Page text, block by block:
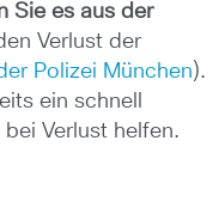
Sie es aus der
Verlust der
Polizei München).
ein schnell
Verlust helfen.